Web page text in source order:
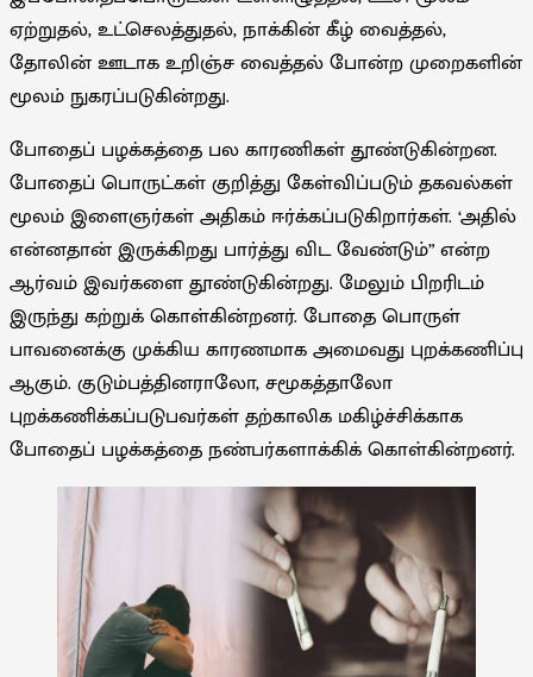
ஏற்றுதல், உட்செலத்துதல், நாக்கின் கீழ் வைத்தல்,
தோலின் ஊடாக உறிஞ்ச வைத்தல் போன்ற முறைகளின்
மூலம் நுகரப்படுகின்றது.
போதைப் பழக்கத்தை பல காரணிகள் தூண்டுகின்றன.
போதைப் பொருட்கள் குறித்து கேள்விப்படும் தகவல்கள்
மூலம் இளைஞர்கள் அதிகம் ஈர்க்கப்படுகிறார்கள். ‘அதில்
என்னதான் இருக்கிறது பார்த்து விட வேண்டும்” என்ற
ஆர்வம் இவர்களை தூண்டுகின்றது. மேலும் பிறரிடம்
இருந்து கற்றுக் கொள்கின்றனர். போதை பொருள்
பாவனைக்கு முக்கிய காரணமாக அமைவது புறக்கணிப்பு
ஆகும். குடும்பத்தினராலோ, சமூகத்தாலோ
புறக்கணிக்கப்படுபவர்கள் தற்காலிக மகிழ்ச்சிக்காக
போதைப் பழக்கத்தை நண்பர்களாக்கிக் கொள்கின்றனர்.